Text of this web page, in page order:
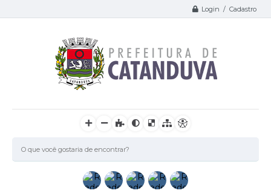
Login / Cadastro